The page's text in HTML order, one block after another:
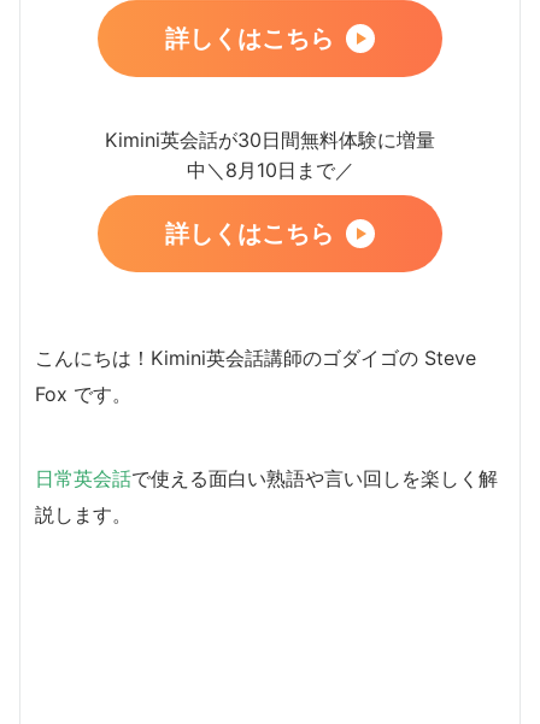
詳しくはこちら
Kimini英会話が30日間無料体験に増量
中＼8月10日まで／
詳しくはこちら
こんにちは！Kimini英会話講師のゴダイゴの Steve
Fox です。
日常英会話で使える面白い熟語や言い回しを楽しく解
説します。